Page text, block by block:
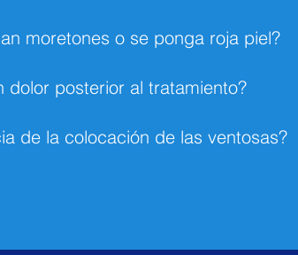
moretones o se ponga roja piel?
dolor posterior al tratamiento?
de la colocación de las ventosas?